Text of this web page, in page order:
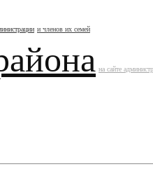
и членов их семей
на сайте